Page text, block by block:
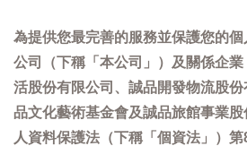
為提供您最完善的服務並保護您的
公司（下稱「本公司」）及關係企
活股份有限公司、誠品開發物流股
品文化藝術基金會及誠品旅館事業
人資料保護法（下稱「個資法」）